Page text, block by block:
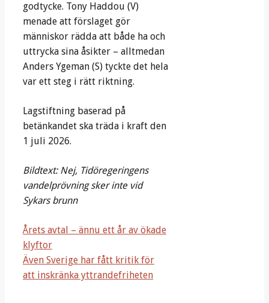
godtycke. Tony Haddou (V)
menade att förslaget gör
människor rädda att både ha och
uttrycka sina åsikter – alltmedan
Anders Ygeman (S) tyckte det hela
var ett steg i rätt riktning.
Lagstiftning baserad på
betänkandet ska träda i kraft den
1 juli 2026.
Bildtext: Nej, Tidöregeringens
vandelprövning sker inte vid
Sykars brunn
Årets avtal – ännu ett år av ökade
klyftor
Även Sverige har fått kritik för
att inskränka yttrandefriheten